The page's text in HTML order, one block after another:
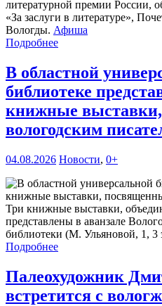
литературной премии России,
«За заслуги в литературе»,
Вологды. Афиша
Подробнее
В областной
библиотеке
книжные
вологодским
04.08.2026 Новости, 0+
Три книжные выставки,
представлены в аванзале
библиотеки (М. Ульяновой, 1, 3
Подробнее
Палеохудожник
встретится с